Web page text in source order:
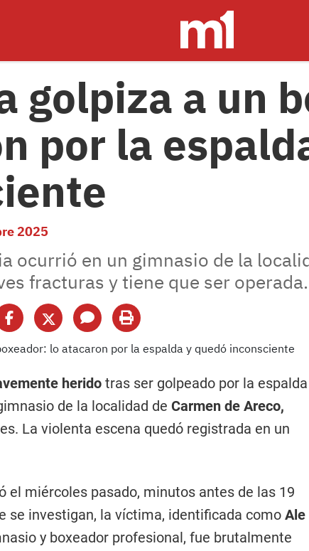
golpiza a un
por la
2025
ocurrió en un gimnasio de la
fracturas y tiene que ser operada.
herido tras ser golpeado por la espalda
de la localidad de Carmen de Areco,
La violenta escena quedó registrada en un
el miércoles pasado, minutos antes de las 19
se investigan, la víctima, identificada como Ale
y boxeador profesional, fue brutalmente